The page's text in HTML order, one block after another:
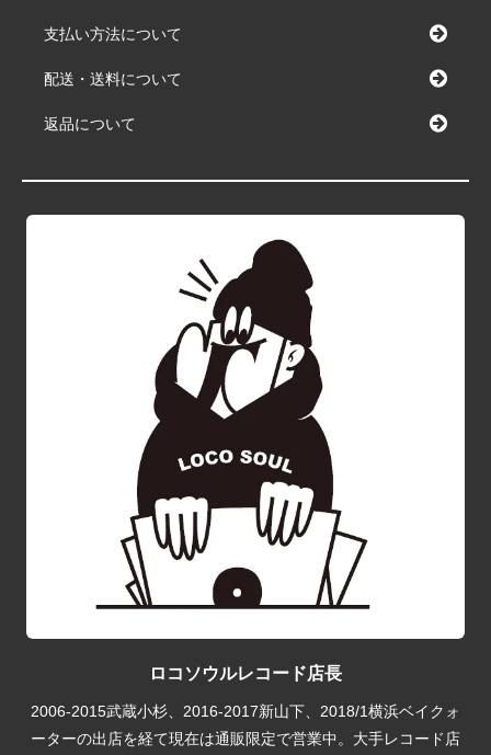
支払い方法について
配送・送料について
返品について
ロコソウルレコード店長
2006-2015武蔵小杉、2016-2017新山下、2018/1横浜ベイクォ
ーターの出店を経て現在は通販限定で営業中。大手レコード店